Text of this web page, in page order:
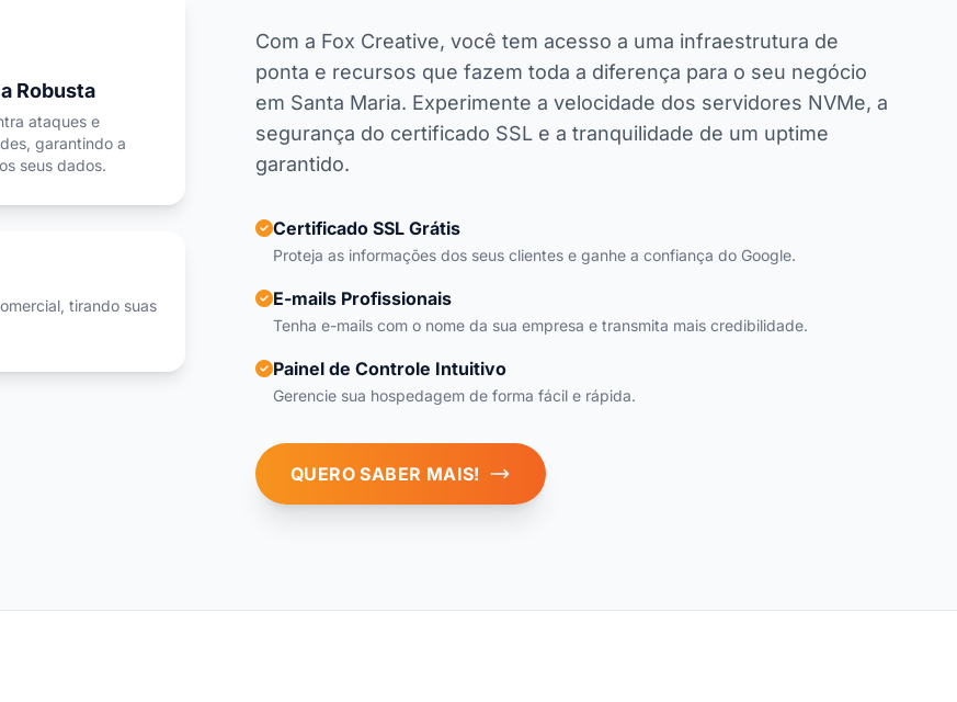
Robusta
ataques e
garantindo a
seus dados.
tirando suas
Com a Fox Creative, você tem acesso a uma infraestrutura de
ponta e recursos que fazem toda a diferença para o seu negócio
em Santa Maria. Experimente a velocidade dos servidores NVMe, a
segurança do certificado SSL e a tranquilidade de um uptime
garantido.
Certificado SSL Grátis
Proteja as informações dos seus clientes e ganhe a confiança do Google.
E-mails Profissionais
Tenha e-mails com o nome da sua empresa e transmita mais credibilidade.
Painel de Controle Intuitivo
Gerencie sua hospedagem de forma fácil e rápida.
QUERO SABER MAIS!